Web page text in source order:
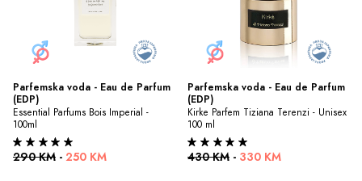
Parfemska voda - Eau de Parfum
(EDP)
Essential Parfums Bois Imperial -
100ml
290 KM - 250 KM
Parfemska voda - Eau de Parfum
(EDP)
Kirke Parfem Tiziana Terenzi - Unisex
100 ml
430 KM - 330 KM